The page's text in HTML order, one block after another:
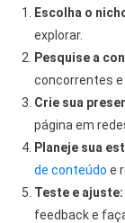
Escolha o
explorar.
Pesquise a
concorrentes e
Crie sua
página em
Planeje sua
de conteúdo e
Teste e ajuste:
feedback e